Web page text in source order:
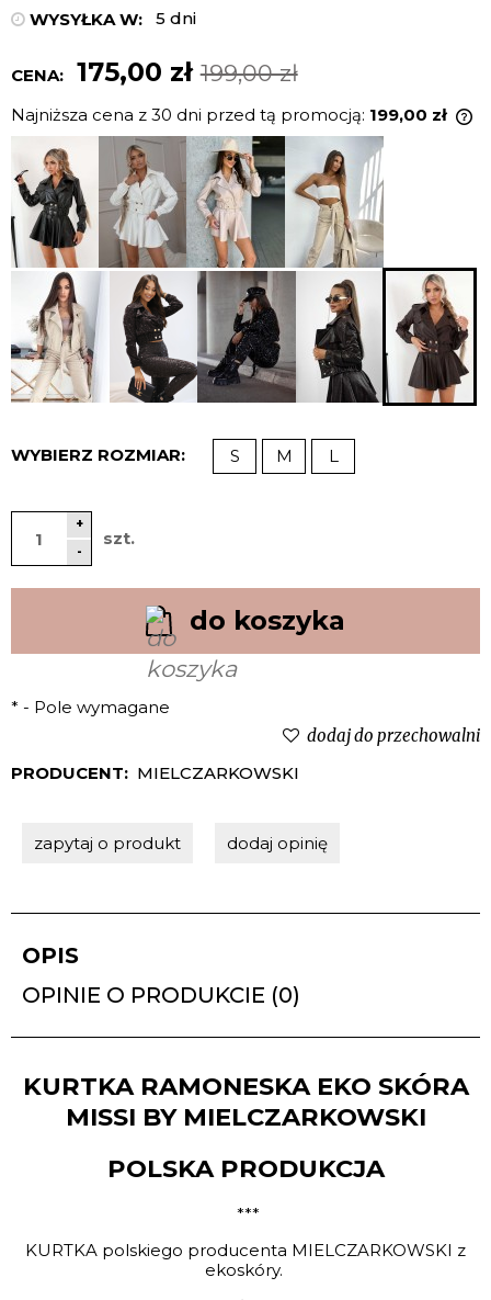
WYSYŁKA W:
5 dni
CENA: 175,00 zł 199,00 zł
Najniższa cena z 30 dni przed tą promocją: 199,00 zł
WYBIERZ ROZMIAR: S M L
+
-
szt.
do koszyka
* - Pole wymagane
dodaj do przechowalni
PRODUCENT: MIELCZARKOWSKI
zapytaj o produkt dodaj opinię
OPIS
OPINIE O PRODUKCIE (0)
KURTKA RAMONESKA EKO SKÓRA
MISSI BY MIELCZARKOWSKI
POLSKA PRODUKCJA
***
KURTKA polskiego producenta MIELCZARKOWSKI z
ekoskóry.